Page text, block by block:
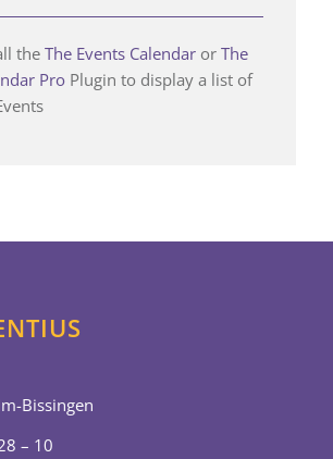
the The Events Calendaror The
ProPlugin to display a list of
Bissingen
– 10